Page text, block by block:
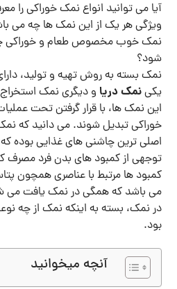
آیا می توانید انواع نمک خوراکی را
ویژگی هر یک از این نمک ها چه می
نمک خوب مخصوص طعام و خوراکی
شود؟
نمک بسته به روش تهیه و تولید،
یکینمک دریا و دیگری نمک
این نمک ها، با قرار گرفتن تحت
خوراکی تبدیل شوند. می دانید که
اصلی ترین چاشنی های غذایی بوده
توجهی از کمبود های بدن فرد مصرف
کمبود ها مرتبط با عناصری همچون
می باشد که همگی در نمک یافت می
در نمک، بسته به اینکه نمک از چه
بود.
آنچه میخوانید